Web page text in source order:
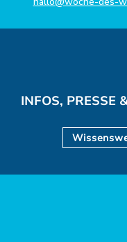
INFOS, PRESSE